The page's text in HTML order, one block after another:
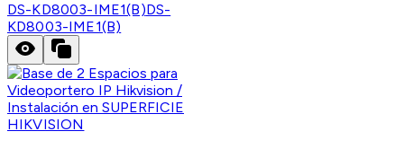
DS-KD8003-IME1(B)DS-
KD8003-IME1(B)
HIKVISION